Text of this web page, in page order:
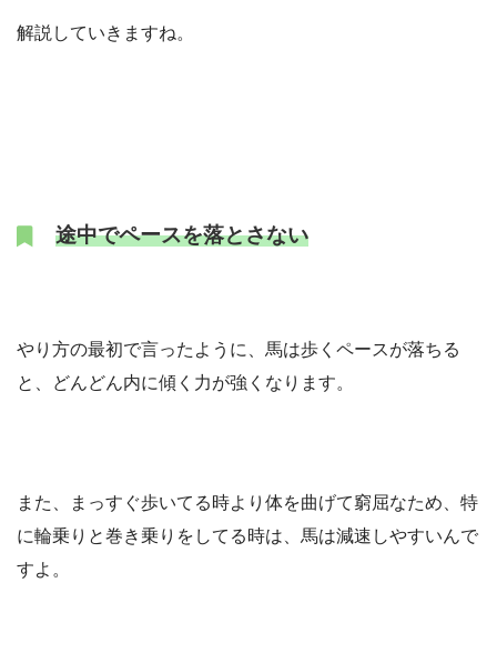
解説していきますね。
途中でペースを落とさない
やり方の最初で言ったように、馬は歩くペースが落ちる
と、どんどん内に傾く力が強くなります。
また、まっすぐ歩いてる時より体を曲げて窮屈なため、特
に輪乗りと巻き乗りをしてる時は、馬は減速しやすいんで
すよ。